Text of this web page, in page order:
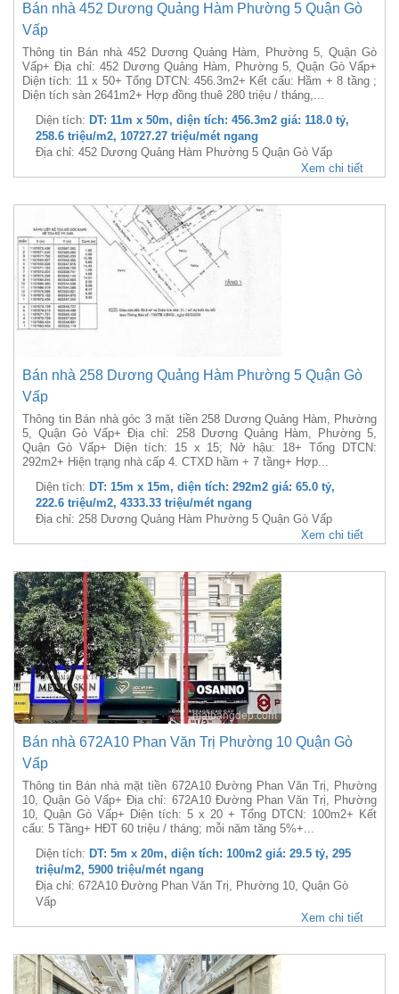
Bán nhà 452 Dương Quảng Hàm Phường 5 Quận Gò
Vấp
Thông tin Bán nhà 452 Dương Quảng Hàm, Phường 5, Quận Gò
Vấp+ Địa chỉ: 452 Dương Quảng Hàm, Phường 5, Quận Gò Vấp+
Diện tích: 11 x 50+ Tổng DTCN: 456.3m2+ Kết cấu: Hầm + 8 tầng ;
Diện tích sàn 2641m2+ Hợp đồng thuê 280 triệu / tháng,...
Diện tích: DT: 11m x 50m, diện tích: 456.3m2 giá: 118.0 tỷ,
258.6 triệu/m2, 10727.27 triệu/mét ngang
Địa chỉ: 452 Dương Quảng Hàm Phường 5 Quận Gò Vấp
Xem chi tiết
Bán nhà 258 Dương Quảng Hàm Phường 5 Quận Gò
Vấp
Thông tin Bán nhà góc 3 mặt tiền 258 Dương Quảng Hàm, Phường
5, Quận Gò Vấp+ Địa chỉ: 258 Dương Quảng Hàm, Phường 5,
Quận Gò Vấp+ Diện tích: 15 x 15; Nở hậu: 18+ Tổng DTCN:
292m2+ Hiện trạng nhà cấp 4. CTXD hầm + 7 tầng+ Hợp...
Diện tích: DT: 15m x 15m, diện tích: 292m2 giá: 65.0 tỷ,
222.6 triệu/m2, 4333.33 triệu/mét ngang
Địa chỉ: 258 Dương Quảng Hàm Phường 5 Quận Gò Vấp
Xem chi tiết
Bán nhà 672A10 Phan Văn Trị Phường 10 Quận Gò
Vấp
Thông tin Bán nhà mặt tiền 672A10 Đường Phan Văn Trị, Phường
10, Quận Gò Vấp+ Địa chỉ: 672A10 Đường Phan Văn Trị, Phường
10, Quận Gò Vấp+ Diện tích: 5 x 20 + Tổng DTCN: 100m2+ Kết
cấu: 5 Tầng+ HĐT 60 triệu / tháng; mỗi năm tăng 5%+...
Diện tích: DT: 5m x 20m, diện tích: 100m2 giá: 29.5 tỷ, 295
triệu/m2, 5900 triệu/mét ngang
Địa chỉ: 672A10 Đường Phan Văn Trị, Phường 10, Quận Gò
Vấp
Xem chi tiết